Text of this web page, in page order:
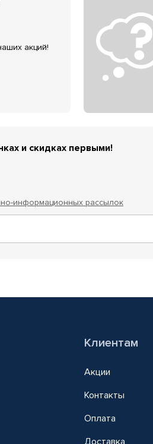
акций!
и скидках первыми!
информационных рассылок
Клиентам
Акции
Контакты
Оплата
Доставка